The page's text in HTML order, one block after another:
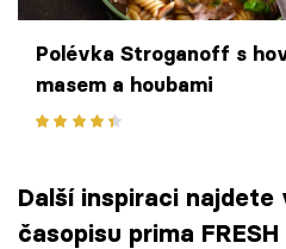
Polévka Stroganoff s
masem a houbami
Další inspiraci
časopisu prima FRESH